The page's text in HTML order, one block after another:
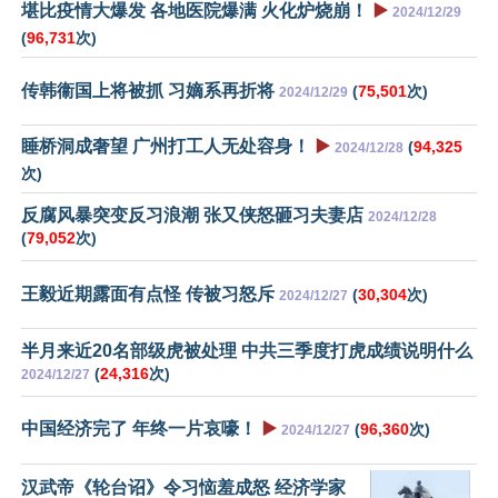
堪比疫情大爆发 各地医院爆满 火化炉烧崩！ ▶️ 2024/12/29
(96,731次)
传韩衞国上将被抓 习嫡系再折将 2024/12/29 (75,501次)
睡桥洞成奢望 广州打工人无处容身！ ▶️ 2024/12/28 (94,325
次)
反腐风暴突变反习浪潮 张又侠怒砸习夫妻店 2024/12/28
(79,052次)
王毅近期露面有点怪 传被习怒斥 2024/12/27 (30,304次)
半月来近20名部级虎被处理 中共三季度打虎成绩说明什么
2024/12/27 (24,316次)
中国经济完了 年终一片哀嚎！ ▶️ 2024/12/27 (96,360次)
汉武帝《轮台诏》令习恼羞成怒 经济学家